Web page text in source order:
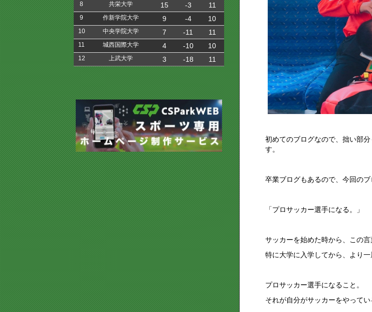
8 共栄大学 15 -3 11
9 作新学院大学 9 -4 10
10 中央学院大学 7 -11 11
11 城西国際大学 4 -10 10
12 上武大学 3 -18 11
初めてのブログなので、拙い部
す。
卒業ブログもあるので、今回の
「プロサッカー選手になる。」
サッカーを始めた時から、この言
特に大学に入学してから、より一
プロサッカー選手になること。
それが自分がサッカーをやってい